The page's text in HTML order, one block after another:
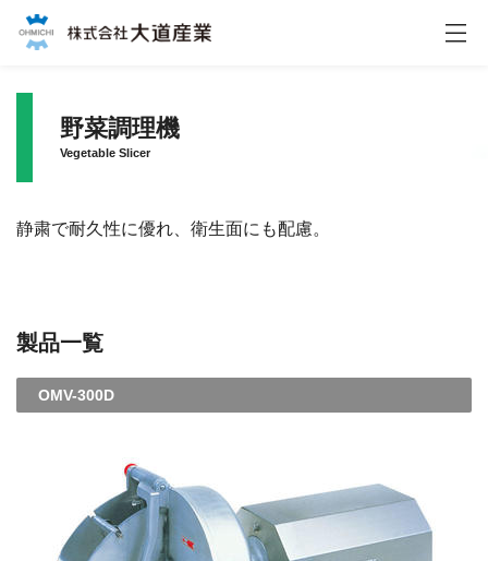
野菜調理機
Vegetable Slicer
静粛で耐久性に優れ、衛生面にも配慮。
製品一覧
OMV-300D